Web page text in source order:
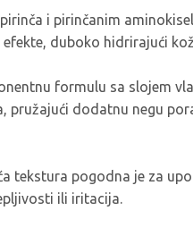
i pirinčanim
duboko hidrirajući
formulu sa slojem
pružajući dodatnu negu
tekstura pogodna je za
ili iritacija.